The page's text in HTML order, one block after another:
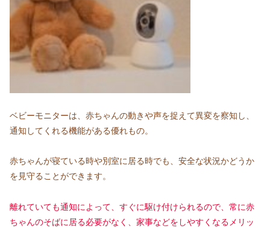
ベビーモニターは、赤ちゃんの動きや声を捉えて異変を察知し、
通知してくれる機能がある優れもの。
赤ちゃんが寝ている時や別室に居る時でも、安全な状況かどうか
を見守ることができます。
離れていても通知によって、すぐに駆け付けられるので、常に赤
ちゃんのそばに居る必要がなく、家事などをしやすくなるメリッ